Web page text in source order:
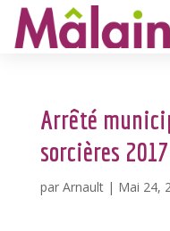
Arrêté
sorcières 2017
par Arnault| Mai 24,